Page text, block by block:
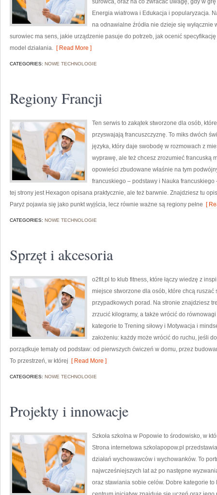
surowca, oraz na co zwracać uwagę, gdy w
Energia wiatrowa i Edukacja i popularyzacja.
na odnawialne źródła nie dzieje się wyłącznie
surowiec ma sens, jakie urządzenie pasuje do potrzeb, jak ocenić
model działania. [ Read More ]
CATEGORIES: NOWE TECHNOLOGIE
Regiony Francji
Ten serwis to zakątek stworzone dla osób,
przyswajają francuszczyznę. To miks dwóch
języka, który daje swobodę w rozmowach z
wyprawę, ale też chcesz zrozumieć francuską
opowieści zbudowane właśnie na tym
francuskiego – podstawy i Nauka
tej strony jest Hexagon opisana praktycznie, ale też barwnie. Znajdziesz tu
Paryż pojawia się jako punkt wyjścia, lecz równie ważne są regiony pełne [
CATEGORIES: NOWE TECHNOLOGIE
Sprzęt i akcesoria
o2fit.pl to klub fitness, które łączy wiedzę z
miejsce stworzone dla osób, które chcą
przypadkowych porad. Na stronie znajdziesz
zrzucić kilogramy, a także wrócić do
kategorie to Trening siłowy i Motywacja i
założeniu: każdy może wrócić do ruchu, jeśli
porządkuje tematy od podstaw: od pierwszych ćwiczeń w domu, przez
To przestrzeń, w której [ Read More ]
CATEGORIES: NOWE TECHNOLOGIE
Projekty i innowacje
Szkoła szkolna w Popowie to środowisko, w
Strona internetowa szkolapopow.pl
działań wychowawców i wychowanków. To
najwcześniejszych lat aż po następne
oraz stawiania sobie celów. Dobre kategorie